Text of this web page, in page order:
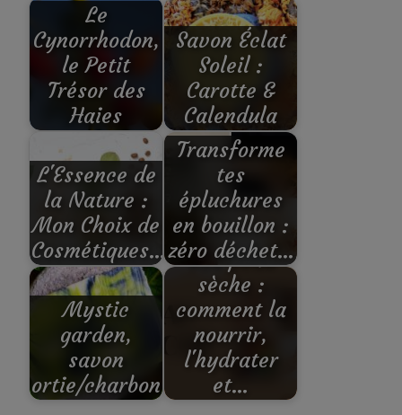
Le
Cynorrhodon,
le Petit
Trésor des
Haies
Savon Éclat
Soleil :
Carotte &
Calendula
L'Essence de
la Nature :
Mon Choix de
Cosmétiques…
Transforme
tes
épluchures
en bouillon :
zéro déchet…
Mystic
garden,
savon
ortie/charbon
SOS peau
sèche :
comment la
nourrir,
l'hydrater
et…